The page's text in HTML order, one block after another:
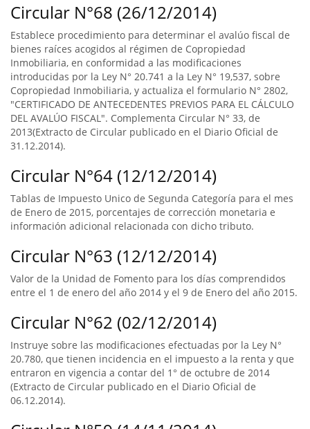
Circular N°68 (26/12/2014)
Establece procedimiento para determinar el avalúo fiscal de
bienes raíces acogidos al régimen de Copropiedad
Inmobiliaria, en conformidad a las modificaciones
introducidas por la Ley N° 20.741 a la Ley N° 19,537, sobre
Copropiedad Inmobiliaria, y actualiza el formulario N° 2802,
"CERTIFICADO DE ANTECEDENTES PREVIOS PARA EL CÁLCULO
DEL AVALÚO FISCAL". Complementa Circular N° 33, de
2013(Extracto de Circular publicado en el Diario Oficial de
31.12.2014).
Circular N°64 (12/12/2014)
Tablas de Impuesto Unico de Segunda Categoría para el mes
de Enero de 2015, porcentajes de corrección monetaria e
información adicional relacionada con dicho tributo.
Circular N°63 (12/12/2014)
Valor de la Unidad de Fomento para los días comprendidos
entre el 1 de enero del año 2014 y el 9 de Enero del año 2015.
Circular N°62 (02/12/2014)
Instruye sobre las modificaciones efectuadas por la Ley N°
20.780, que tienen incidencia en el impuesto a la renta y que
entraron en vigencia a contar del 1° de octubre de 2014
(Extracto de Circular publicado en el Diario Oficial de
06.12.2014).